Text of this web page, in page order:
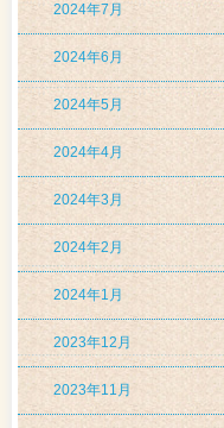
2024年7月
2024年6月
2024年5月
2024年4月
2024年3月
2024年2月
2024年1月
2023年12月
2023年11月